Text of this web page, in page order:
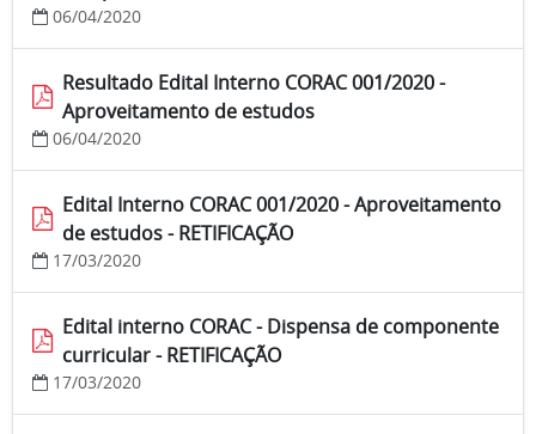
06/04/2020
Resultado Edital Interno CORAC 001/2020 -
Aproveitamento de estudos
06/04/2020
Edital Interno CORAC 001/2020 - Aproveitamento
de estudos - RETIFICAÇÃO
17/03/2020
Edital interno CORAC - Dispensa de componente
curricular - RETIFICAÇÃO
17/03/2020